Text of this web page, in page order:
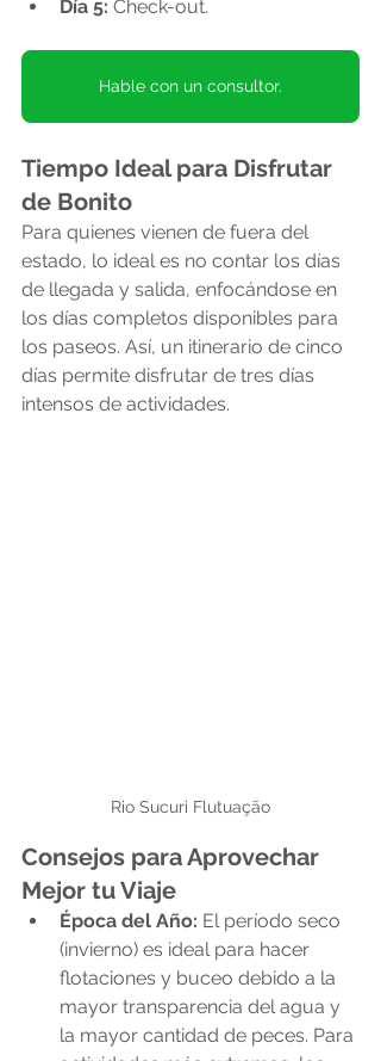
Día 5: Check-out.
Hable con un consultor.
Tiempo Ideal para Disfrutar
de Bonito
Para quienes vienen de fuera del
estado, lo ideal es no contar los días
de llegada y salida, enfocándose en
los días completos disponibles para
los paseos. Así, un itinerario de cinco
días permite disfrutar de tres días
intensos de actividades.
Rio Sucuri Flutuação
Consejos para Aprovechar
Mejor tu Viaje
Época del Año: El período seco
(invierno) es ideal para hacer
flotaciones y buceo debido a la
mayor transparencia del agua y
la mayor cantidad de peces. Para